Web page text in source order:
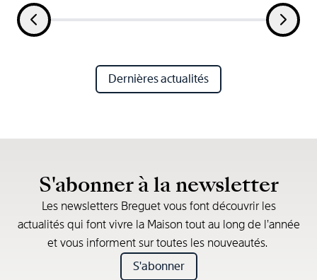
Dernières actualités
S'abonner à la newsletter
Les newsletters Breguet vous font découvrir les
actualités qui font vivre la Maison tout au long de l’année
et vous informent sur toutes les nouveautés.
S'abonner